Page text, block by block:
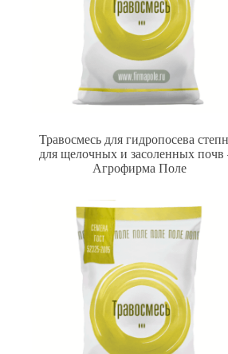
Травосмесь для гидропосева
для щелочных и засоленных
Агрофирма Поле